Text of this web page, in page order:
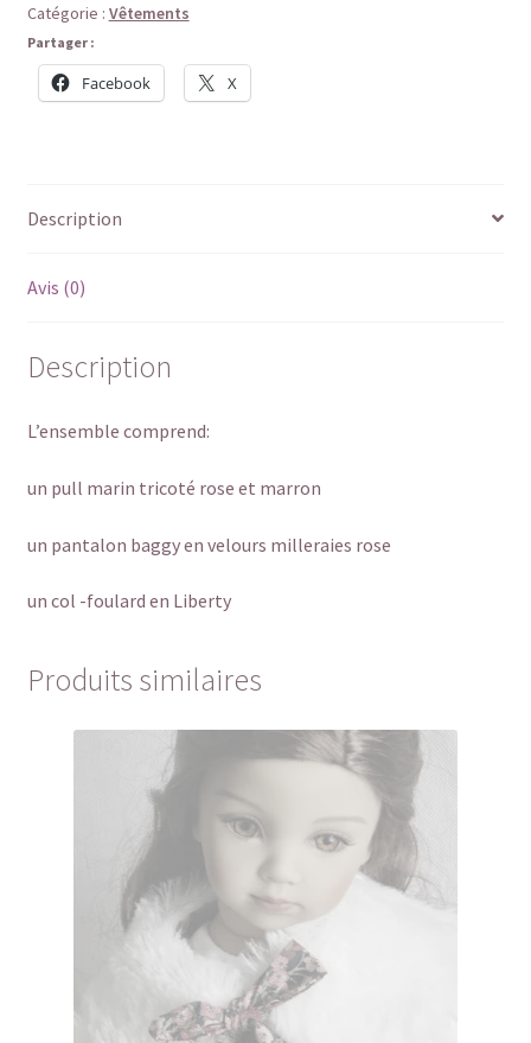
Catégorie : Vêtements
Partager :
Facebook X
Description
Avis (0)
Description
L’ensemble comprend:
un pull marin tricoté rose et marron
un pantalon baggy en velours milleraies rose
un col -foulard en Liberty
Produits similaires